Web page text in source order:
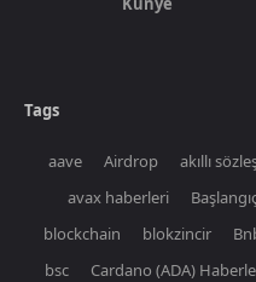
Tags
aave Airdrop akıllı
avax haberleri
blockchain
blokzincir
bsc
Cardano (ADA)